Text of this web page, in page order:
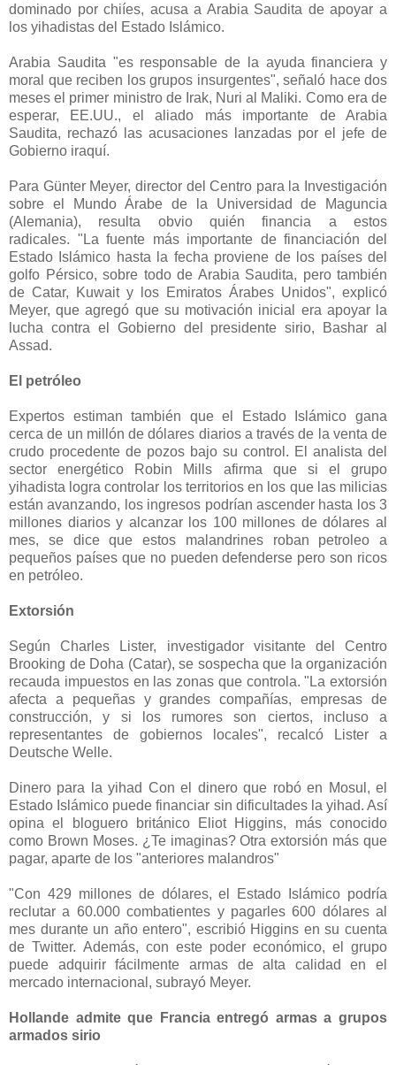
dominado por chiíes, acusa a Arabia Saudita de apoyar a
los yihadistas del Estado Islámico.
Arabia Saudita "es responsable de la ayuda financiera y
moral que reciben los grupos insurgentes", señaló hace dos
meses el primer ministro de Irak, Nuri al Maliki. Como era de
esperar, EE.UU., el aliado más importante de Arabia
Saudita, rechazó las acusaciones lanzadas por el jefe de
Gobierno iraquí.
Para Günter Meyer, director del Centro para la Investigación
sobre el Mundo Árabe de la Universidad de Maguncia
(Alemania), resulta obvio quién financia a estos
radicales. "La fuente más importante de financiación del
Estado Islámico hasta la fecha proviene de los países del
golfo Pérsico, sobre todo de Arabia Saudita, pero también
de Catar, Kuwait y los Emiratos Árabes Unidos", explicó
Meyer, que agregó que su motivación inicial era apoyar la
lucha contra el Gobierno del presidente sirio, Bashar al
Assad.
El petróleo
Expertos estiman también que el Estado Islámico gana
cerca de un millón de dólares diarios a través de la venta de
crudo procedente de pozos bajo su control. El analista del
sector energético Robin Mills afirma que si el grupo
yihadista logra controlar los territorios en los que las milicias
están avanzando, los ingresos podrían ascender hasta los 3
millones diarios y alcanzar los 100 millones de dólares al
mes, se dice que estos malandrines roban petroleo a
pequeños paísesque no pueden defenderse pero son ricos
en petróleo.
Extorsión
Según Charles Lister, investigador visitante del Centro
Brooking de Doha (Catar), se sospecha que la organización
recauda impuestos en las zonas que controla."La extorsión
afecta a pequeñas y grandes compañías, empresas de
construcción, y si los rumores son ciertos, incluso a
representantes de gobiernos locales", recalcó Lister a
Deutsche Welle.
Dinero para la yihad Con el dinero que robó en Mosul, el
Estado Islámico puede financiar sin dificultades la yihad. Así
opina el bloguero británico Eliot Higgins, más conocido
como Brown Moses. ¿Te imaginas? Otra extorsión más que
pagar, aparte de los "anteriores malandros"
"Con 429 millones de dólares, el Estado Islámico podría
reclutar a 60.000 combatientes y pagarles 600 dólares al
mes durante un año entero", escribió Higgins en su cuenta
de Twitter. Además, con este poder económico, el grupo
puede adquirir fácilmente armas de alta calidad en el
mercado internacional, subrayó Meyer.
Hollande admite que Francia entregó armas a grupos
armados sirio